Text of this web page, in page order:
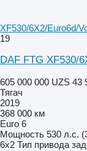
XF530/6X2/Euro6d/
19
DAF FTG XF530/
605 000 000 UZS 43
Тягач
2019
368 000 км
Euro 6
Мощность 530 л.с.
6x2 Тип привода